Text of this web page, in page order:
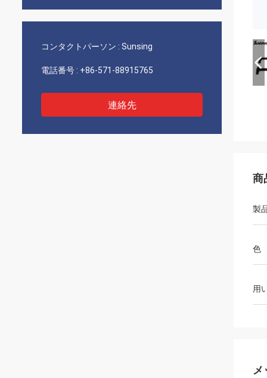
コンタクトパーソン : Sunsing
電話番号 : +86-571-88915765
連絡先
商
製
色
用